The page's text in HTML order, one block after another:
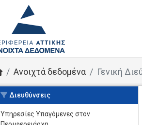
Ανοιχτά δεδομένα Γενική
Διευθύνσεις
Υπηρεσίες Yπαγόμενες στον